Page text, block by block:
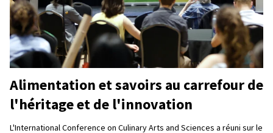
Alimentation et savoirs au carrefour de
l'héritage et de l'innovation
L'International Conference on Culinary Arts and Sciences a réuni sur le